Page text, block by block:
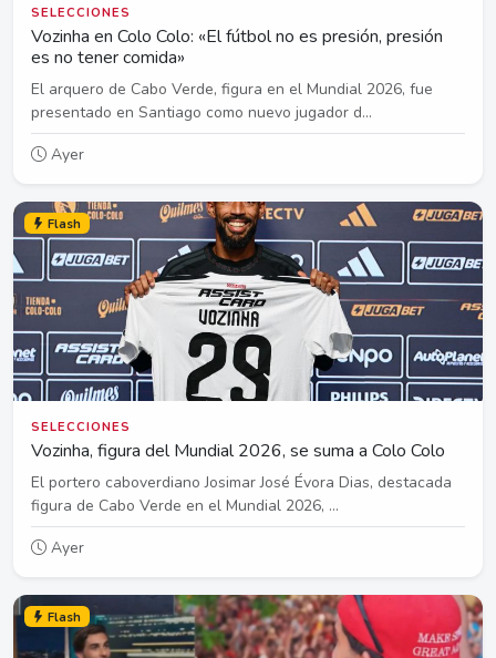
SELECCIONES
Vozinha en Colo Colo: «El fútbol no es presión, presión
es no tener comida»
El arquero de Cabo Verde, figura en el Mundial 2026, fue
presentado en Santiago como nuevo jugador d...
Ayer
Flash
SELECCIONES
Vozinha, figura del Mundial 2026, se suma a Colo Colo
El portero caboverdiano Josimar José Évora Dias, destacada
figura de Cabo Verde en el Mundial 2026, ...
Ayer
Flash